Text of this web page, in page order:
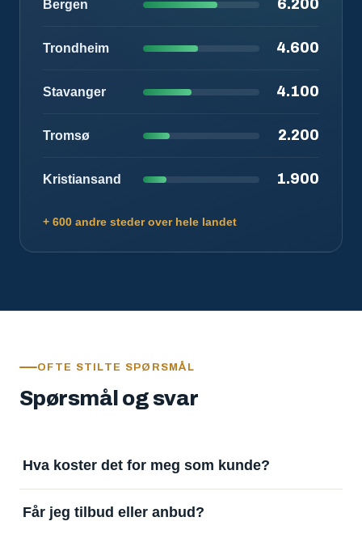
Bergen 6.200
Trondheim 4.600
Stavanger 4.100
Tromsø 2.200
Kristiansand 1.900
+ 600 andre steder over hele landet
OFTE STILTE SPØRSMÅL
Spørsmål og svar
Hva koster det for meg som kunde?
å motta svar. Tjenesten finansieres av
Får jeg tilbud eller anbud?